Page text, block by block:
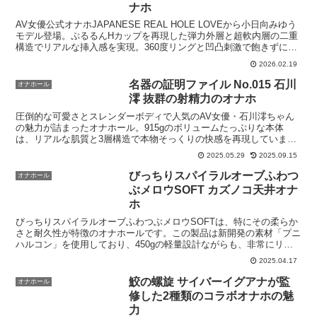
ナホ
AV女優公式オナホJAPANESE REAL HOLE LOVEから小日向みゆう
モデル登場。ぷるるんHカップを再現した弾力外層と超軟内層の二重
構造でリアルな挿入感を実現。360度リングと凹凸刺激で飽きずに楽
2026.02.19
オナホール
名器の証明ファイル No.015 石川
澪 抜群の射精力のオナホ
圧倒的な可愛さとスレンダーボディで人気のAV女優・石川澪ちゃん
の魅力が詰まったオナホール。915gのボリュームたっぷりな本体
は、リアルな肌質と3層構造で本物そっくりの快感を再現していま
す。名器の証明ファイル No.015 石川澪毛穴まで再現...
2025.05.29 2025.09.15
オナホール
びっちりスパイラルオーブふわつ
ぶメロウSOFT カズノコ天井オナ
ホ
びっちりスパイラルオーブふわつぶメロウSOFTは、特にその柔らか
さと耐久性が特徴のオナホールです。この製品は新開発の素材「プニ
ハルコン」を使用しており、450gの軽量設計ながらも、非常にリア
ルな使用感を提供します。びっちりスパイラルオーブふ...
2025.04.17
オナホール
鮫の螺旋 サイバーイグアナが監
修した2種類のコラボオナホの魅
力